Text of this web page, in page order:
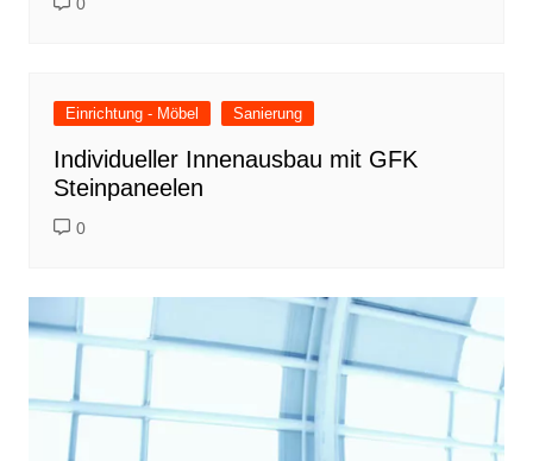
Einrichtung - Möbel Sanierung
Individueller Innenausbau mit GFK
Steinpaneelen
0